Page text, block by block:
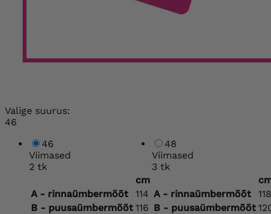
Valige suurus:
46
46
Viimased
2 tk
cm
A - rinnaümbermõõt
114
B - puusaümbermõõt 116
48
Viimased
3 tk
A - rinnaümbermõõt
118
B - puusaümbermõõt